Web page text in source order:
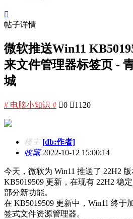

帖子详情
微软推送Win11
来文件管理器标签页 -
城
# 电脑小知识 # 0 1120
楼主 [db:作者]
收藏2022-10-12 15:00:14
今天，微软为 Win11 推送了 22H2 版
KB5019509 更新，在现有 22H2 稳
部分新功能。
在 KB5019509 更新中，Win11 终于
签式文件资源管理器。